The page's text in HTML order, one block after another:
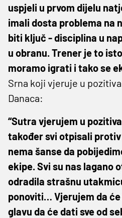
uspjeli u prvom dijelu
imali dosta problema na
biti ključ - disciplina u
u obranu. Trener je to
moramo igrati i tako se
Srna koji vjeruje u
Danaca:
“Sutra vjerujem u
također svi otpisali
nema šanse da
ekipe. Svi su nas lagano
odradila strašnu
ponoviti… Vjerujem da
glavu da će dati sve od